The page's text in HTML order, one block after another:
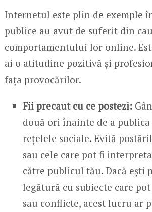
Internetul este plin de exemple
publice au avut de suferit din
comportamentului lor online.
ai o atitudine pozitivă și
fața provocărilor.
Fii precaut cu ce postezi:
două ori înainte de a publica
rețelele sociale. Evită
sau cele care pot fi
către publicul tău. Dacă ești
legătură cu subiecte care
sau conflicte, acest lucru ar